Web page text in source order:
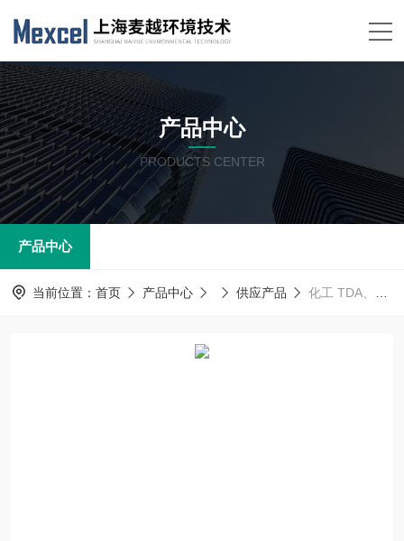
产品中心
PRODUCTS CENTER
产品中心
当前位置： 首页 产品中心 供应产品 化工 TDA、MDI、MDA聚氨酯化合物浓度分析仪 管道安装 控制传感器